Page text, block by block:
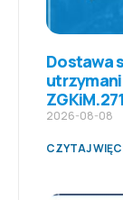
Dostawa
2026-08-08
CZYTAJ